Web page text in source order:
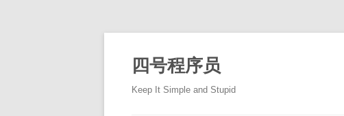
content
四号程序员
Keep It Simple and Stupid